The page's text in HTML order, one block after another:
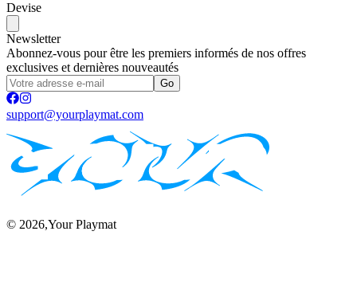
Devise
Newsletter
Abonnez-vous pour être les premiers informés de nos offres
exclusives et dernières nouveautés
Go
support@yourplaymat.com
© 2026,Your Playmat